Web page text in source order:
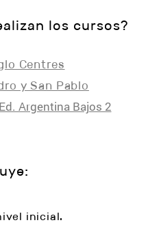
los cursos?
Centres
y San Pablo
Argentina Bajos 2
inicial.